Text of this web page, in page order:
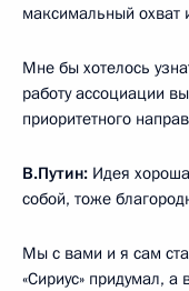
максимальный охват
Мне бы хотелось
работу ассоциации
приоритетного
В.Путин: Идея
собой, тоже
Мы с вами и я сам
«Сириус» придумал, а